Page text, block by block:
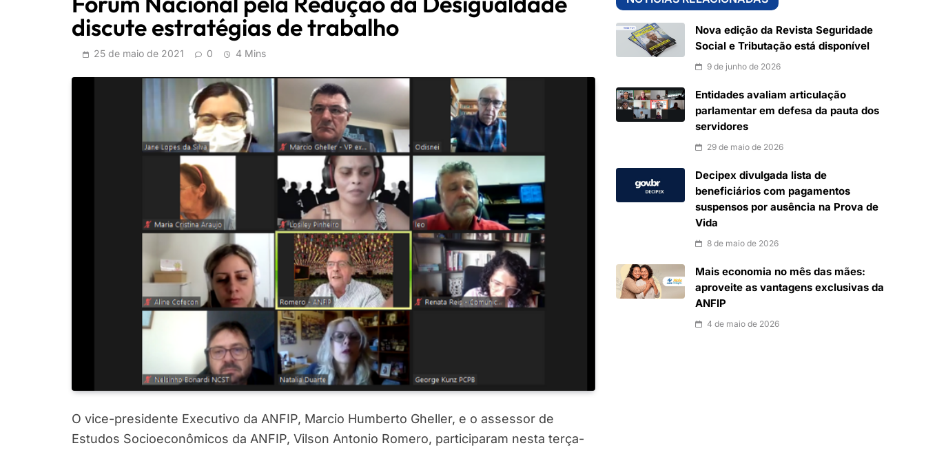
discute estratégias de trabalho
25 de maio de 2021 0 4 Mins
O vice-presidente Executivo da ANFIP, Marcio Humberto Gheller, e o assessor de
Estudos Socioeconômicos da ANFIP, Vilson Antonio Romero, participaram nesta terça-
Nova edição da Revista Seguridade
Social e Tributação está disponível
9 de junho de 2026
Entidades avaliam articulação
parlamentar em defesa da pauta dos
servidores
29 de maio de 2026
Decipex divulgada lista de
beneficiários com pagamentos
suspensos por ausência na Prova de
Vida
8 de maio de 2026
Mais economia no mês das mães:
aproveite as vantagens exclusivas da
ANFIP
4 de maio de 2026